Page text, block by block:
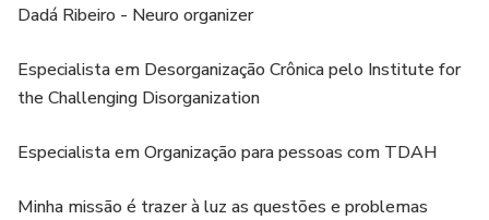
Dadá Ribeiro - Neuro organizer
Especialista em Desorganização Crônica pelo Institute for
the Challenging Disorganization
Especialista em Organização para pessoas com TDAH
Minha missão é trazer à luz as questões e problemas